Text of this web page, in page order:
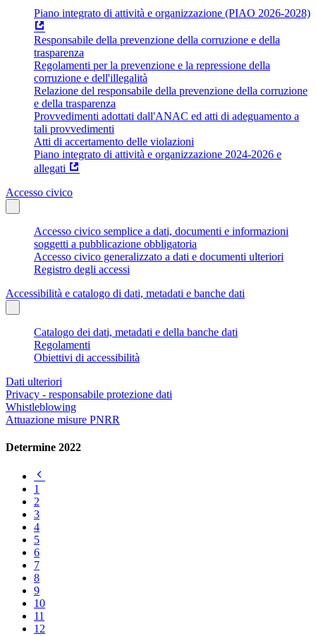
Piano integrato di attività e organizzazione (PIAO 2026-2028)
Responsabile della prevenzione della corruzione e della
trasparenza
Regolamenti per la prevenzione e la repressione della
corruzione e dell'illegalità
Relazione del responsabile della prevenzione della corruzione
e della trasparenza
Provvedimenti adottati dall'ANAC ed atti di adeguamento a
tali provvedimenti
Atti di accertamento delle violazioni
Piano integrato di attività e organizzazione 2024-2026 e
allegati
Accesso civico
Accesso civico semplice a dati, documenti e informazioni
soggetti a pubblicazione obbligatoria
Accesso civico generalizzato a dati e documenti ulteriori
Registro degli accessi
Accessibilità e catalogo di dati, metadati e banche dati
Catalogo dei dati, metadati e della banche dati
Regolamenti
Obiettivi di accessibilità
Dati ulteriori
Privacy - responsabile protezione dati
Whistleblowing
Attuazione misure PNRR
Determine 2022
1
2
3
4
5
6
7
8
9
10
11
12